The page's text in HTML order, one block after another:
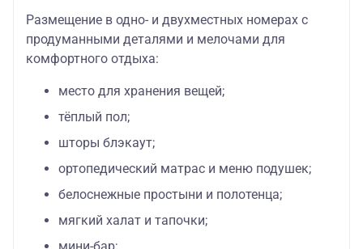
Размещение в одно- и двухместных номерах с
продуманными деталями и мелочами для
комфортного отдыха:
место для хранения вещей;
тёплый пол;
шторы блэкаут;
ортопедический матрас и меню подушек;
белоснежные простыни и полотенца;
мягкий халат и тапочки;